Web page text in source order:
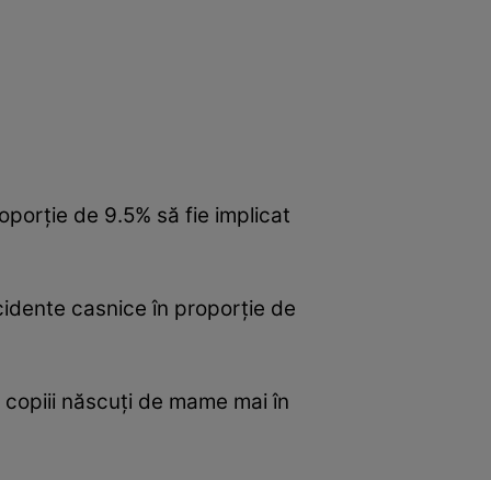
de 9.5% să fie implicat
casnice în proporţie de
născuţi de mame mai în